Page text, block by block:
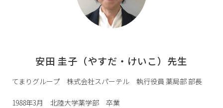
安田 圭子（やすだ・けいこ）先生
てまりグループ 株式会社スパーテル 執行役員 薬局部 部長
1988年3月 北陸大学薬学部 卒業